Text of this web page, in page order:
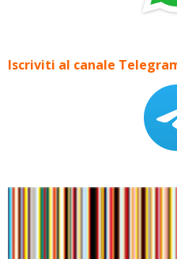
Iscriviti al canale